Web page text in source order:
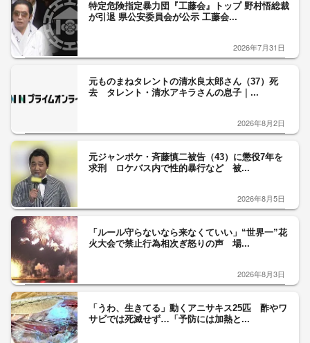
特定危険指定暴力団『工藤会』トップ 野村悟総裁
が引退 県公安委員会が公示 工藤会...
2026年7月31日
元ものまねタレントの清水良太郎さん（37）死
去 タレント・清水アキラさんの息子｜...
2026年8月2日
元ジャンポケ・斉藤慎二被告（43）に懲役7年を
求刑 ロケバス内で性的暴行など 被...
2026年8月5日
「ルール守らないなら来なくていい」“世界一”花
火大会で禁止行為相次ぎ怒りの声 場...
2026年8月3日
「うわ、生きてる」動くアニサキス25匹 酢やワ
サビでは死滅せず…「予防には加熱と...